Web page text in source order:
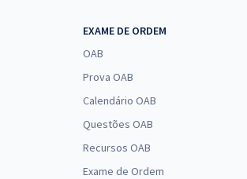
EXAME DE ORDEM
OAB
Prova OAB
Calendário OAB
Questões OAB
Recursos OAB
Exame de Ordem